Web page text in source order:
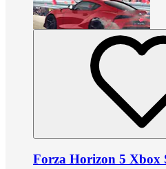
Forza Horizon 5 Xbox